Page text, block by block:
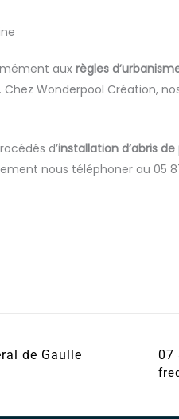
auxrègles
Wonderpool Création,
d’installation d’abris
nous téléphoner au 05
de Gaulle
07